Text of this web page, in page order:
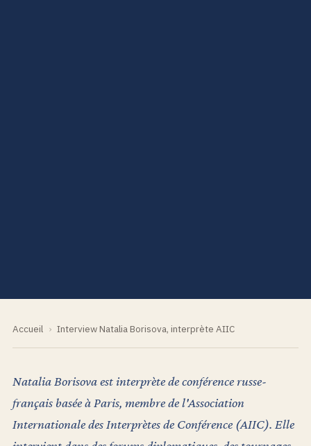
Accueil › Interview Natalia Borisova, interprète AIIC
Natalia Borisova est interprète de conférence russe-
français basée à Paris, membre de l'Association
Internationale des Interprètes de Conférence (AIIC). Elle